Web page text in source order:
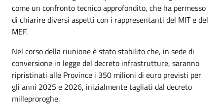
come un confronto tecnico approfondito, che ha permesso
di chiarire diversi aspetti con i rappresentanti del MIT e del
MEF.
Nel corso della riunione è stato stabilito che, in sede di
conversione in legge del decreto infrastrutture, saranno
ripristinati alle Province i 350 milioni di euro previsti per
gli anni 2025 e 2026, inizialmente tagliati dal decreto
milleproroghe.